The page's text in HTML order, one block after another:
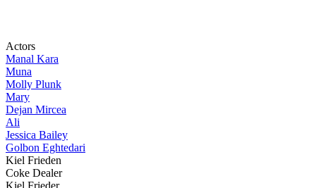
Actors
Manal Kara
Muna
Molly Plunk
Mary
Dejan Mircea
Ali
Jessica Bailey
Golbon Eghtedari
Kiel Frieden
Coke Dealer